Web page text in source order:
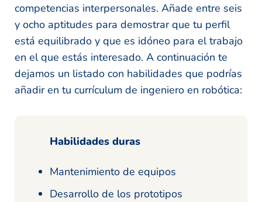
competencias interpersonales. Añade entre seis
y ocho aptitudes para demostrar que tu perfil
está equilibrado y que es idóneo para el trabajo
en el que estás interesado. A continuación te
dejamos un listado con habilidades que podrías
añadir en tu currículum de ingeniero en robótica:
Habilidades duras
Mantenimiento de equipos
Desarrollo de los prototipos